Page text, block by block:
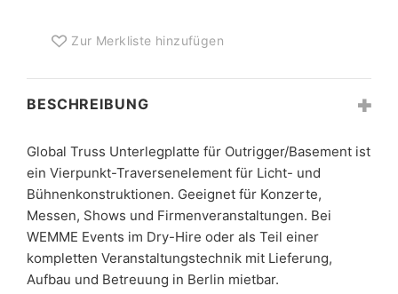
Zur Merkliste hinzufügen
BESCHREIBUNG
Global Truss Unterlegplatte für Outrigger/Basement ist
ein Vierpunkt-Traversenelement für Licht- und
Bühnenkonstruktionen. Geeignet für Konzerte,
Messen, Shows und Firmenveranstaltungen. Bei
WEMME Events im Dry-Hire oder als Teil einer
kompletten Veranstaltungstechnik mit Lieferung,
Aufbau und Betreuung in Berlin mietbar.